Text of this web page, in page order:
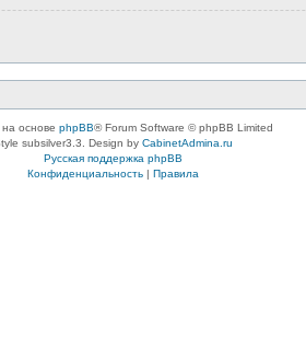
основе phpBB® Forum Software © phpBB Limited
subsilver3.3. Design by CabinetAdmina.ru
Русская поддержка phpBB
Конфиденциальность| Правила